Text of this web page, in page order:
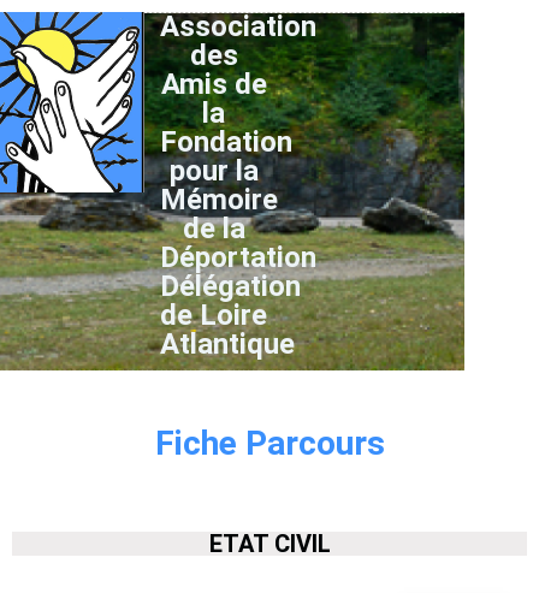
Association
des
Amis de
la
Fondation
pour la
Mémoire
de la
Déportation
Délégation
de Loire
Atlantique
Fiche Parcours
ETAT CIVIL